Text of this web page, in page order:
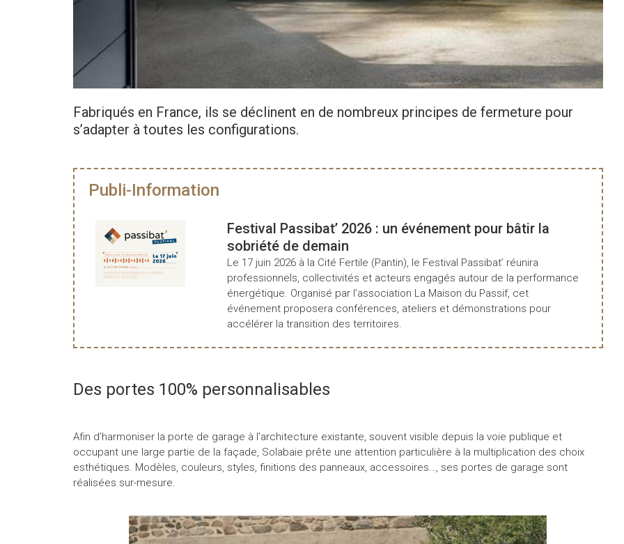
Fabriqués en France, ils se déclinent en de nombreux principes de fermeture pour
s’adapter à toutes les configurations.
Publi-Information
Festival Passibat’ 2026 : un événement pour bâtir la
sobriété de demain
Le 17 juin 2026 à la Cité Fertile (Pantin), le Festival Passibat’ réunira
professionnels, collectivités et acteurs engagés autour de la performance
énergétique. Organisé par l’association La Maison du Passif, cet
événement proposera conférences, ateliers et démonstrations pour
accélérer la transition des territoires.
Des portes 100% personnalisables
Afin d’harmoniser la porte de garage à l’architecture existante, souvent visible depuis la voie publique et
occupant une large partie de la façade, Solabaie prête une attention particulière à la multiplication des choix
esthétiques. Modèles, couleurs, styles, finitions des panneaux, accessoires…, ses portes de garage sont
réalisées sur-mesure.